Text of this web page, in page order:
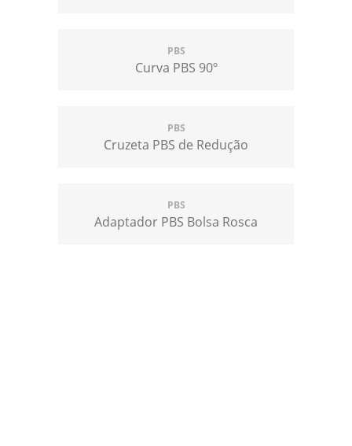
PBS
Curva PBS 90º
PBS
Cruzeta PBS de Redução
PBS
Adaptador PBS Bolsa Rosca